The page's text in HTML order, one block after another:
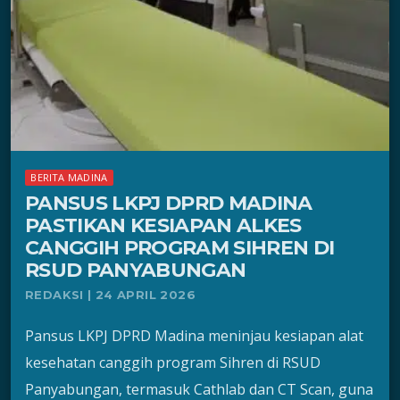
BERITA MADINA
PANSUS LKPJ DPRD MADINA
PASTIKAN KESIAPAN ALKES
CANGGIH PROGRAM SIHREN DI
RSUD PANYABUNGAN
REDAKSI | 24 APRIL 2026
Pansus LKPJ DPRD Madina meninjau kesiapan alat
kesehatan canggih program Sihren di RSUD
Panyabungan, termasuk Cathlab dan CT Scan, guna